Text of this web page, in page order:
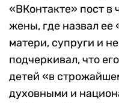
«ВКонтакте» пост в
жены, где назвал
матери, супруги и
подчеркивал, что
детей «в
духовными и